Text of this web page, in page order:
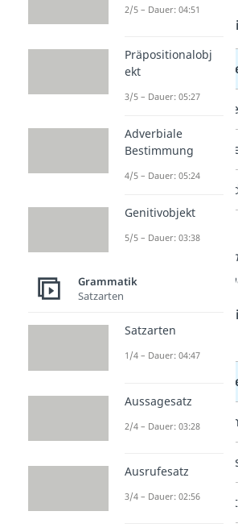
1. Konjunktiv II
Infinitiv
haben
➡️Beispiele:
gerne
Sie
gerne
2. Konjunktiv II
Modalverben
können
wollen
2/5 – Dauer: 04:51
Präpositionalobj
ekt
3/5 – Dauer: 05:27
Adverbiale
Bestimmung
4/5 – Dauer: 05:24
Genitivobjekt
5/5 – Dauer: 03:38
Grammatik
Satzarten
Satzarten
1/4 – Dauer: 04:47
Aussagesatz
2/4 – Dauer: 03:28
Ausrufesatz
3/4 – Dauer: 02:56